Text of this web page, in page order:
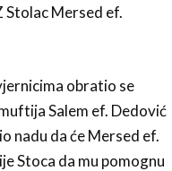
Stolac Mersed ef.
obratio se
Salem ef. Dedović
nadu da će Mersed ef.
Stoca da mu pomognu